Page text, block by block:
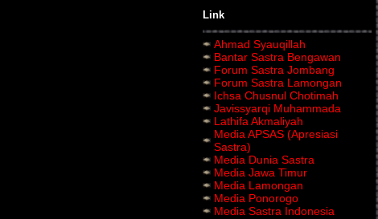
Link
Ahmad Syauqillah
Bantar Sastra Bengawan
Forum Sastra Jombang
Forum Sastra Lamongan
Ichsa Chusnul Chotimah
Javissyarqi Muhammada
Lathifa Akmaliyah
Media APSAS (Apresiasi
Sastra)
Media Dunia Sastra
Media Jawa Timur
Media Lamongan
Media Ponorogo
Media Sastra Indonesia